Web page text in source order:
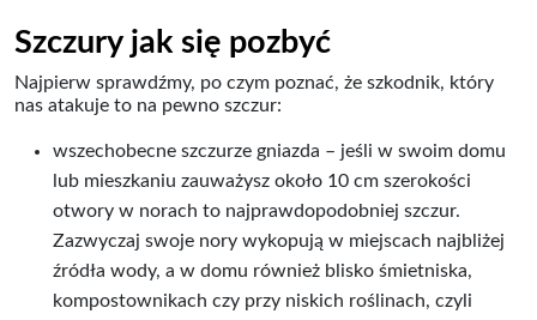
Szczury jak się pozbyć
Najpierw sprawdźmy, po czym poznać, że szkodnik, który
nas atakuje to na pewno szczur:
wszechobecne szczurze gniazda – jeśli w swoim domu
lub mieszkaniu zauważysz około 10 cm szerokości
otwory w norach to najprawdopodobniej szczur.
Zazwyczaj swoje nory wykopują w miejscach najbliżej
źródła wody, a w domu również blisko śmietniska,
kompostownikach czy przy niskich roślinach, czyli